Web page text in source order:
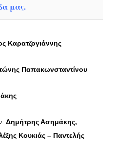
μας.
Καρατζογιάννης
Παπακωνσταντίνου
Δημήτρης Ασημάκης,
Κουκιάς – Παντελής